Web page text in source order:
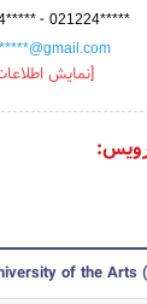
- 021224*****
[نمایش